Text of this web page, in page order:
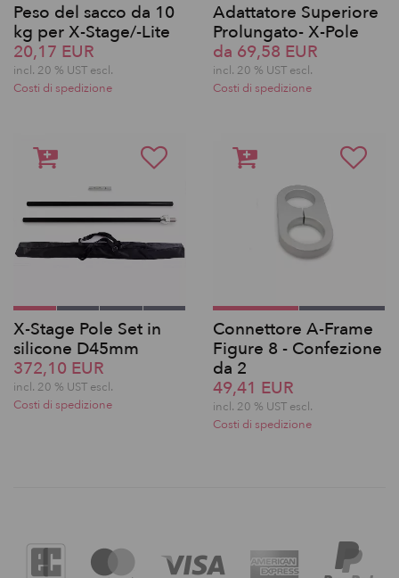
Peso del sacco da 10
kg per X-Stage/-Lite
20,17 EUR
incl. 20 % UST escl.
Costi di spedizione
Adattatore Superiore
Prolungato- X-Pole
da 69,58 EUR
incl. 20 % UST escl.
Costi di spedizione
X-Stage Pole Set in
silicone D45mm
372,10 EUR
incl. 20 % UST escl.
Costi di spedizione
Connettore A-Frame
Figure 8 - Confezione
da 2
49,41 EUR
incl. 20 % UST escl.
Costi di spedizione